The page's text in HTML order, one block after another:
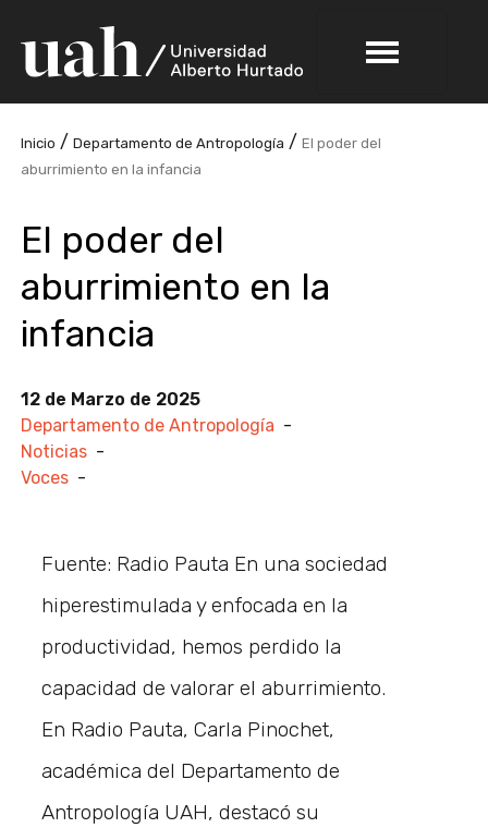
Inicio /Departamento de Antropología /El poder del
aburrimiento en la infancia
El poder del
aburrimiento en la
infancia
12 de Marzo de 2025
Departamento de Antropología -
Noticias -
Voces -
Fuente: Radio Pauta En una sociedad
hiperestimulada y enfocada en la
productividad, hemos perdido la
capacidad de valorar el aburrimiento.
En Radio Pauta, Carla Pinochet,
académica del Departamento de
Antropología UAH, destacó su